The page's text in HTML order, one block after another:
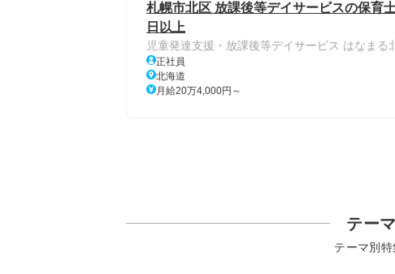
札幌市北区 放課後等デイサービスの保育
日以上
児童発達支援・放課後等デイサービス はなまる
正社員
北海道
月給20万4,000円～
テー
テーマ別特